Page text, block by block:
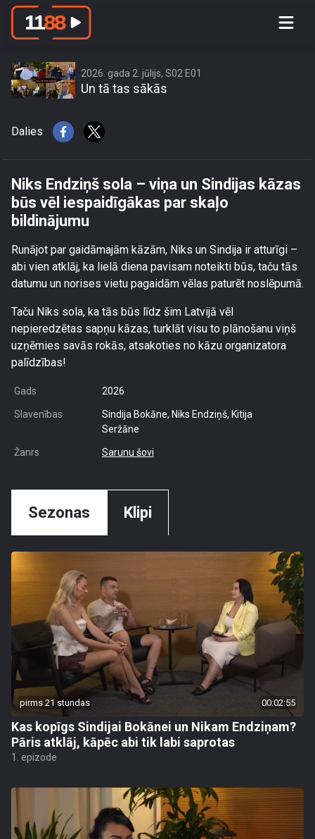
Niks Endziņš sola – viņa un Sindijas
2026. gada 2. jūlijs, S02 E01
Un tā tas sākās
Dalies
Niks Endziņš sola – viņa un Sindijas kāzas
būs vēl iespaidīgākas par skaļo
bildinājumu
Runājot par gaidāmajām kāzām, Niks un Sindija ir atturīgi –
abi vien atklāj, ka lielā diena pavisam noteikti būs, taču tās
datumu un norises vietu pagaidām vēlas paturēt noslēpumā.
Taču Niks sola, ka tās būs līdz šim Latvijā vēl
nepieredzētas sapņu kāzas, turklāt visu to plānošanu viņš
uzņēmies savās rokās, atsakoties no kāzu organizatora
palīdzības!
Gads 2026
Slavenības
Sindija Bokāne, Niks Endziņš, Kitija
Seržāne
Žanrs Sarunu šovi
Sezonas Klipi
pirms 21 stundas 00:02:55
Kas kopīgs Sindijai Bokānei un Nikam Endziņam?
Pāris atklāj, kāpēc abi tik labi saprotas
1. epizode